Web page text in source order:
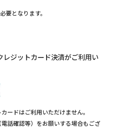
となります。
ジットカード決済がご利用い
ードはご利用いただけません。
話確認等）をお願いする場合もござ